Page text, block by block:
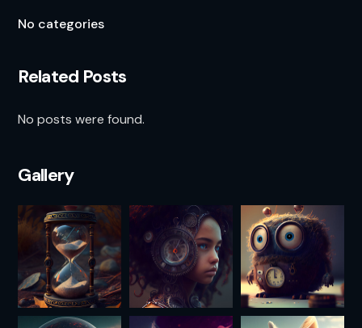
No categories
Related Posts
No posts were found.
Gallery